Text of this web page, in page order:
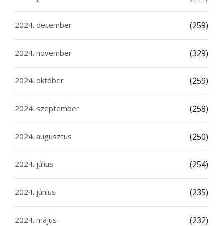
2024. december (259)
2024. november (329)
2024. október (259)
2024. szeptember (258)
2024. augusztus (250)
2024. július (254)
2024. június (235)
2024. május (232)